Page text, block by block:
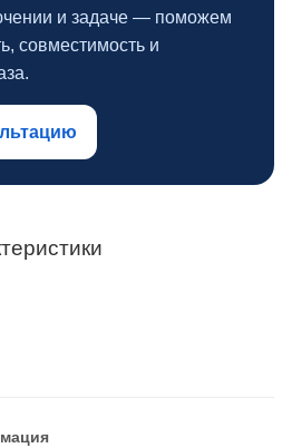
и задаче — поможем
совместимость и